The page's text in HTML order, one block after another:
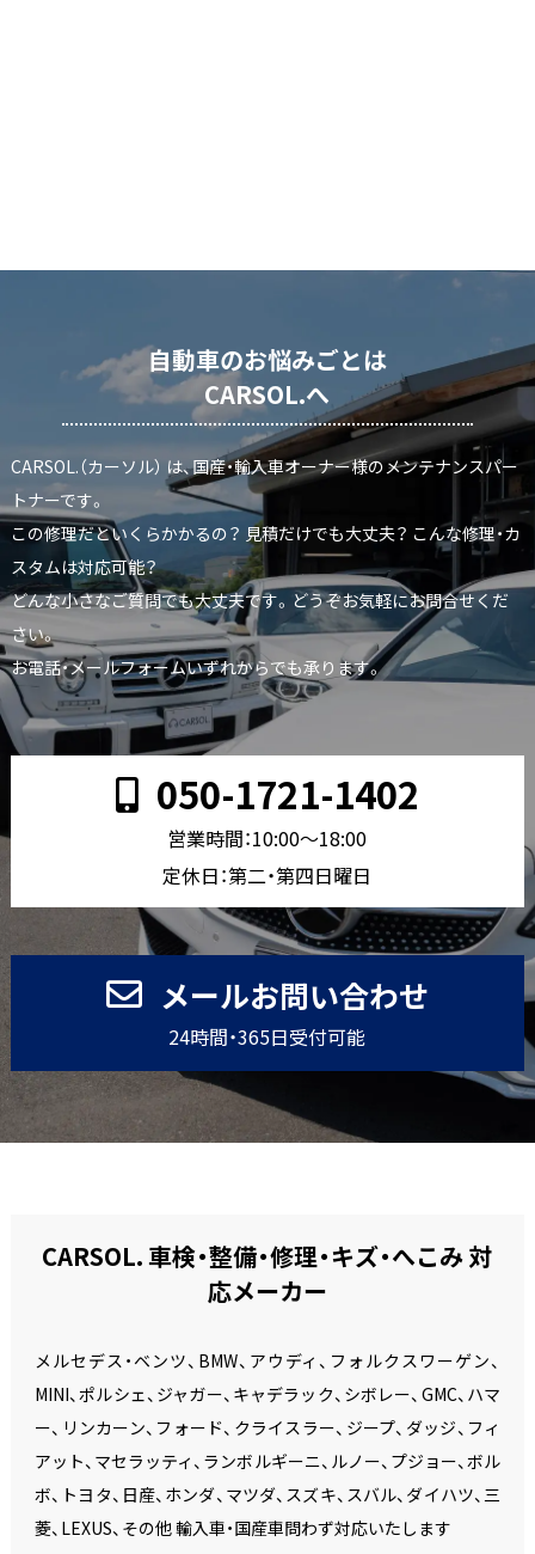
自動車のお悩みごとは
CARSOL.へ
CARSOL.（カーソル） は、国産・輸入車オーナー様のメンテナンスパー
トナーです。
この修理だといくらかかるの？ 見積だけでも大丈夫？ こんな修理・カ
スタムは対応可能？
どんな小さなご質問でも大丈夫です。どうぞお気軽にお問合せくだ
さい。
お電話・メールフォームいずれからでも承ります。
050-1721-1402
営業時間：10:00〜18:00
定休日：第二・第四日曜日
メールお問い合わせ
24時間・365日受付可能
CARSOL. 車検・整備・修理・キズ・へこみ 対
応メーカー
メルセデス・ベンツ、BMW、アウディ、フォルクスワーゲン、
MINI、ポルシェ、ジャガー、キャデラック、シボレー、GMC、ハマ
ー、リンカーン、フォード、クライスラー、ジープ、ダッジ、フィ
アット、マセラッティ、ランボルギーニ、ルノー、プジョー、ボル
ボ、トヨタ、日産、ホンダ、マツダ、スズキ、スバル、ダイハツ、三
菱、LEXUS、その他 輸入車・国産車問わず対応いたします